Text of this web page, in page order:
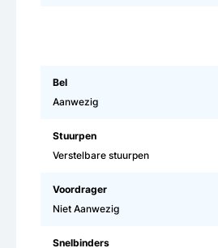
Bel
Aanwezig
Stuurpen
Verstelbare stuurpen
Voordrager
Niet Aanwezig
Snelbinders